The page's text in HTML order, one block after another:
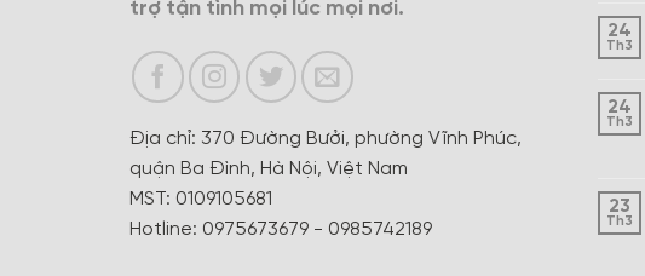
trợ tận tình mọi lúc mọi nơi.
Địa chỉ: 370 Đường Bưởi, phường Vĩnh Phúc,
quận Ba Đình, Hà Nội, Việt Nam
MST: 0109105681
Hotline: 0975673679 - 0985742189
24
Th3
24
Th3
23
Th3